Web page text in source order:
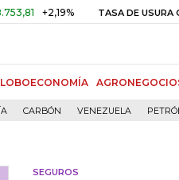
+2,19% TASA DE USURA
CARBÓN VENEZUELA
SEGUROS